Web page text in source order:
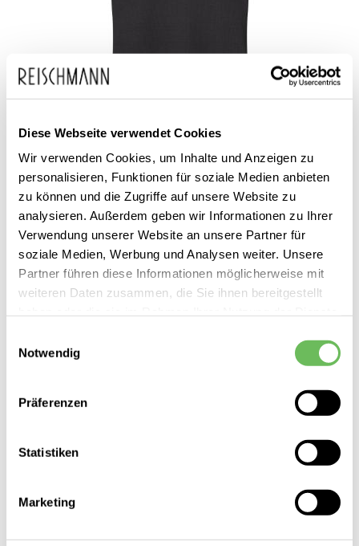
Diese Webseite verwendet Cookies
Wir verwenden Cookies, um Inhalte und Anzeigen zu
personalisieren, Funktionen für soziale Medien anbieten
zu können und die Zugriffe auf unsere Website zu
analysieren. Außerdem geben wir Informationen zu Ihrer
Verwendung unserer Website an unsere Partner für
soziale Medien, Werbung und Analysen weiter. Unsere
Partner führen diese Informationen möglicherweise mit
weiteren Daten zusammen, die Sie ihnen bereitgestellt
Notwendig
Präferenzen
Statistiken
Marketing
OH APRIL
59,00 €